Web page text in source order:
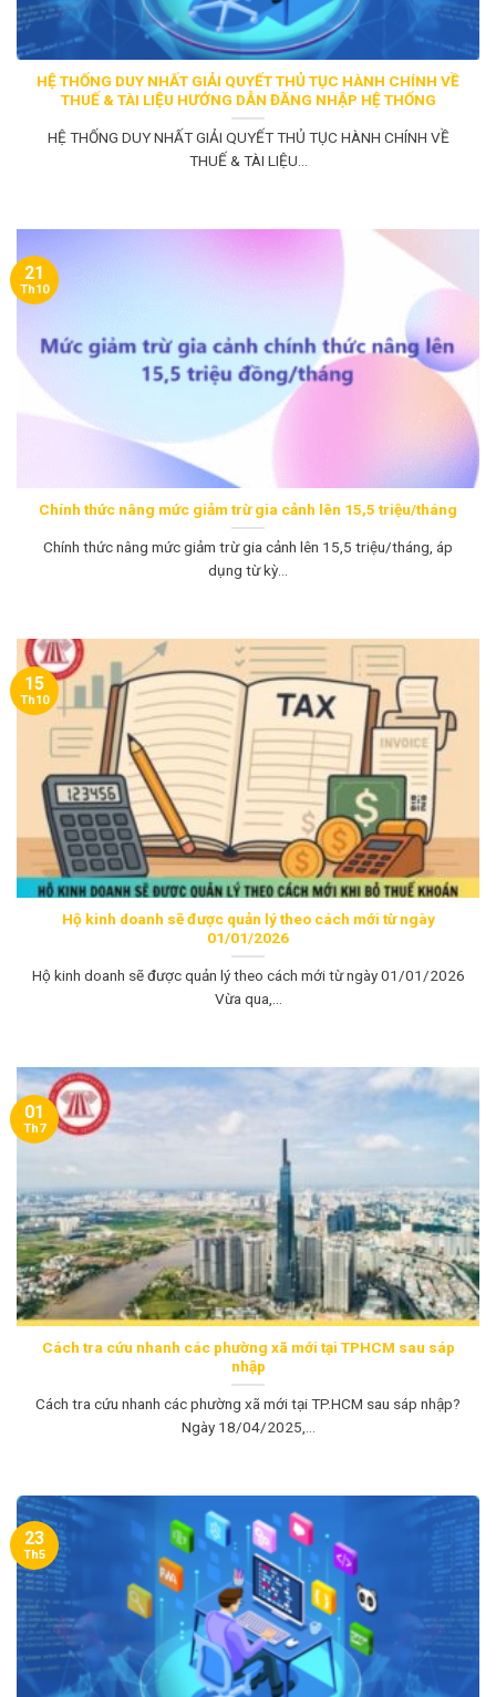
HỆ THỐNG DUY NHẤT GIẢI QUYẾT THỦ TỤC HÀNH CHÍNH VỀ
THUẾ & TÀI LIỆU HƯỚNG DẪN ĐĂNG NHẬP HỆ THỐNG
HỆ THỐNG DUY NHẤT GIẢI QUYẾT THỦ TỤC HÀNH CHÍNH VỀ
THUẾ & TÀI LIỆU...
Chính thức nâng mức giảm trừ gia cảnh lên 15,5 triệu/tháng
Chính thức nâng mức giảm trừ gia cảnh lên 15,5 triệu/tháng, áp
dụng từ kỳ...
21
Th10
Hộ kinh doanh sẽ được quản lý theo cách mới từ ngày
01/01/2026
Hộ kinh doanh sẽ được quản lý theo cách mới từ ngày 01/01/2026
Vừa qua,...
15
Th10
Cách tra cứu nhanh các phường xã mới tại TPHCM sau sáp
nhập
Cách tra cứu nhanh các phường xã mới tại TP.HCM sau sáp nhập?
Ngày 18/04/2025,...
01
Th7
23
Th5